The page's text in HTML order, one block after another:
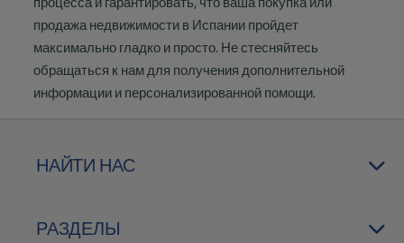
продажа недвижимости в Испании пройдет
максимально гладко и просто. Не стесняйтесь
обращаться к нам для получения дополнительной
информации и персонализированной помощи.
НАЙТИ НАС
РАЗДЕЛЫ